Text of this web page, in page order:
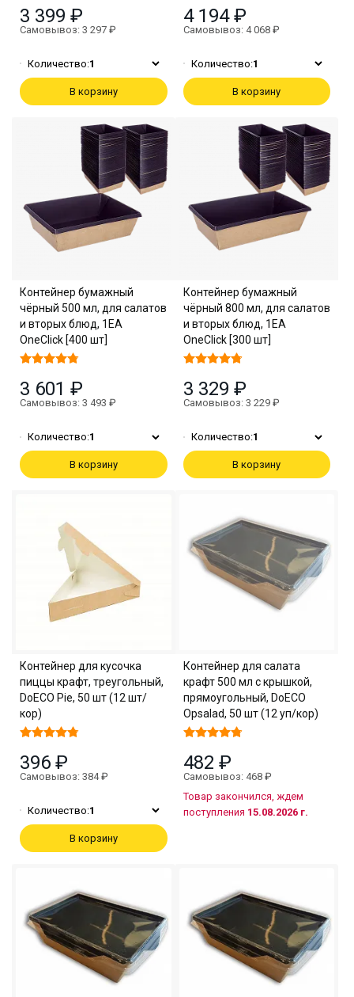
3 399 ₽
Самовывоз: 3 297 ₽
Количество:1
В корзину
4 194 ₽
Самовывоз: 4 068 ₽
Количество:1
В корзину
Контейнер бумажный
чёрный 500 мл, для салатов
и вторых блюд, 1EA
OneClick [400 шт]
3 601 ₽
Самовывоз: 3 493 ₽
Количество:1
В корзину
Контейнер бумажный
чёрный 800 мл, для салатов
и вторых блюд, 1EA
OneClick [300 шт]
3 329 ₽
Самовывоз: 3 229 ₽
Количество:1
В корзину
Контейнер для кусочка
пиццы крафт, треугольный,
DoECO Pie, 50 шт (12 шт/
кор)
396 ₽
Самовывоз: 384 ₽
Количество:1
В корзину
Контейнер для салата
крафт 500 мл с крышкой,
прямоугольный, DoECO
Opsalad, 50 шт (12 уп/кор)
482 ₽
Самовывоз: 468 ₽
Товар закончился, ждем
поступления 15.08.2026 г.